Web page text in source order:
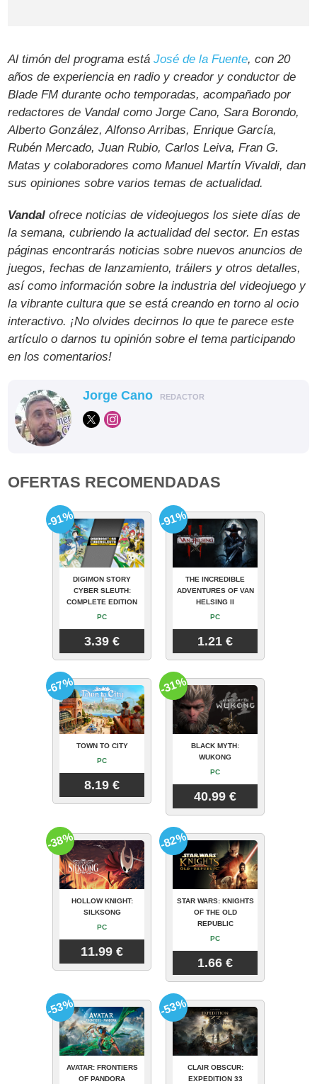
Al timón del programa estáJosé de la Fuente, con 20
años de experiencia en radio y creador y conductor de
Blade FM durante ocho temporadas, acompañado por
redactores de Vandal como Jorge Cano, Sara Borondo,
Alberto González, Alfonso Arribas, Enrique García,
Rubén Mercado, Juan Rubio, Carlos Leiva, Fran G.
Matas y colaboradores como Manuel Martín Vivaldi, dan
sus opiniones sobre varios temas de actualidad.
Vandal ofrece noticias de videojuegos los siete días de
la semana, cubriendo la actualidad del sector. En estas
páginas encontrarás noticias sobre nuevos anuncios de
juegos, fechas de lanzamiento, tráilers y otros detalles,
así como información sobre la industria del videojuego y
la vibrante cultura que se está creando en torno al ocio
interactivo. ¡No olvides decirnos lo que te parece este
artículo o darnos tu opinión sobre el tema participando
en los comentarios!
Jorge Cano REDACTOR
OFERTAS RECOMENDADAS
DIGIMON STORY
CYBER SLEUTH:
COMPLETE EDITION
PC
3.39 €
-91%
THE INCREDIBLE
ADVENTURES OF VAN
HELSING II
PC
1.21 €
-91%
TOWN TO CITY
PC
8.19 €
-67%
BLACK MYTH:
WUKONG
PC
40.99 €
-31%
HOLLOW KNIGHT:
SILKSONG
PC
11.99 €
-38%
STAR WARS: KNIGHTS
OF THE OLD
REPUBLIC
PC
1.66 €
-82%
AVATAR: FRONTIERS
OF PANDORA
-53%
CLAIR OBSCUR:
EXPEDITION 33
-53%